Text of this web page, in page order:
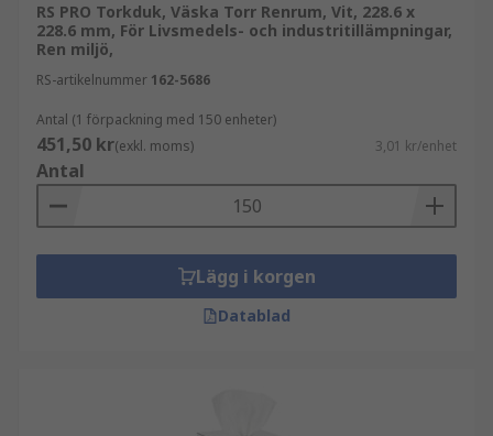
RS PRO Torkduk, Väska Torr Renrum, Vit, 228.6 x
228.6 mm, För Livsmedels- och industritillämpningar,
Ren miljö,
RS-artikelnummer 162-5686
Antal (1 förpackning med 150 enheter)
451,50 kr(exkl. moms) 3,01 kr/enhet
Antal
Lägg i korgen
Datablad